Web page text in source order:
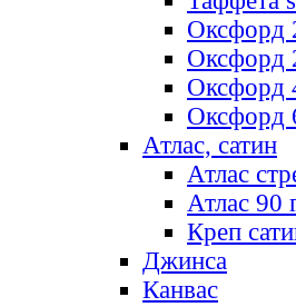
Оксфорд
Оксфорд
Оксфорд
Оксфорд
Атлас, сатин
Атлас
Атлас 90
Креп
Джинса
Канвас